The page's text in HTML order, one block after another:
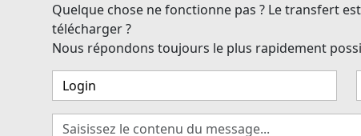
Quelque chose ne fonctionne pas ? Le transfert
télécharger ?
Nous répondons toujours le plus rapidement